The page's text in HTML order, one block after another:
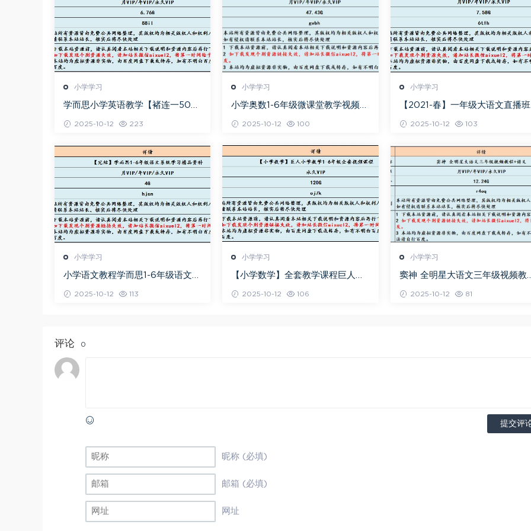
小学学习
学而思小学英语教学【褚连一50
程百度网盘资源打包下载
2025-10-12 223
小学学习
小学奥数1-6年级微课堂教学视频
2025-10-12 100
小学学习
【2021-春】一年级大语文直播班
檀梦茜教学课程
2025-10-12 103
小学学习
小学语文教程学而思1-6年级语文系
百度网盘资源打包下载
2025-10-12 113
小学学习
【小学数学】全套教学课程巨人小
百度网盘资源打包下载
2025-10-12 106
小学学习
窦神 全明星大语文三年级视频教
2025-10-12 81
评论 0
提交评
昵称 (必填)
邮箱 (必填)
网址